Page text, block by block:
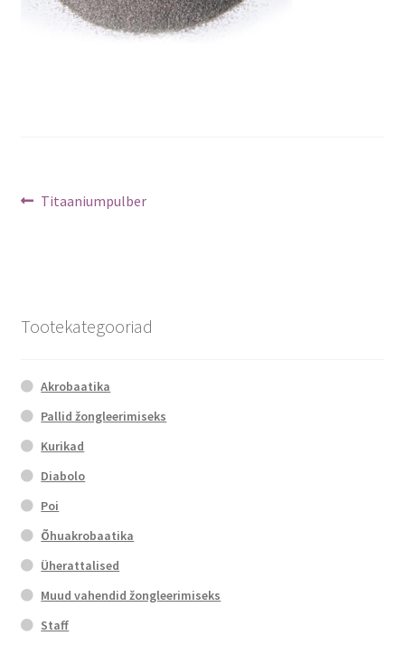
Navigeerimine
Previous
Titaaniumpulber
Tootekategooriad
Akrobaatika
Pallid žongleerimiseks
Kurikad
Diabolo
Poi
Õhuakrobaatika
Üherattalised
Muud vahendid žongleerimiseks
Staff